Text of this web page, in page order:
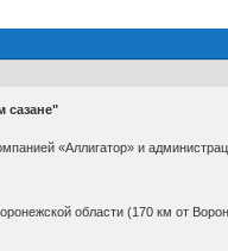
сазане"
«Аллигатор» и
области (170 км от